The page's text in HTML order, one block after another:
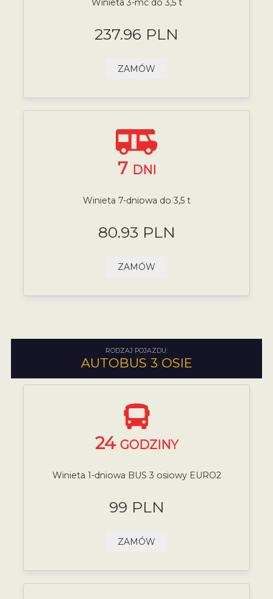
Winieta 3-mc do 3,5 t
237.96 PLN
ZAMÓW
7 DNI
Winieta 7-dniowa do 3,5 t
80.93 PLN
ZAMÓW
RODZAJ POJAZDU:
AUTOBUS 3 OSIE
24 GODZINY
Winieta 1-dniowa BUS 3 osiowy EURO2
99 PLN
ZAMÓW